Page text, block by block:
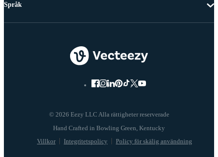
© 2026 Eezy LLC Alla rättigheter reserverade
Villkor Integritetspolicy Policy för skälig användning
Språk